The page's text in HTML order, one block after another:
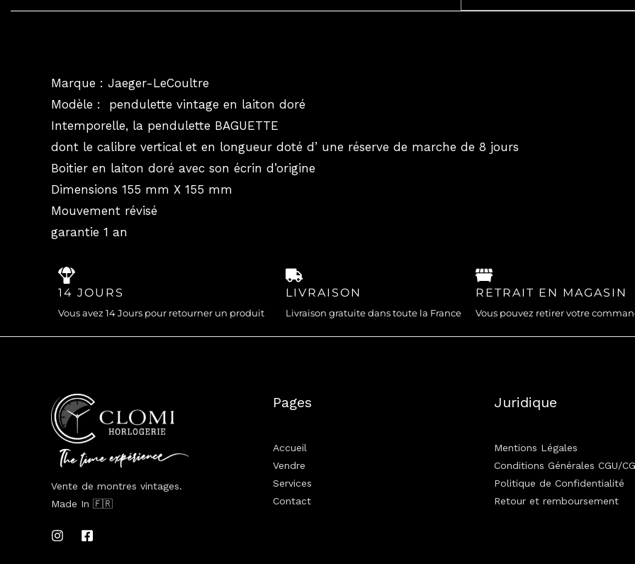
Marque : Jaeger-LeCoultre
Modèle : pendulette vintage en laiton doré
Intemporelle, la pendulette BAGUETTE
dont le calibre vertical et en longueur doté d’ une réserve de marche de 8 jours
Boitier en laiton doré avec son écrin d’origine
Dimensions 155 mm X 155 mm
Mouvement révisé
garantie 1 an
14 JOURS
Vous avez 14 Jours pour retourner un produit
LIVRAISON
Livraison gratuite dans toute la France
RETRAIT EN MAGASIN
Vous pouvez retirer votre
Vente de montres vintages.
Made In 🇫🇷
Pages
Accueil
Vendre
Services
Contact
Juridique
Mentions Légales
Conditions Générales CGU/
Politique de Confidentialité
Retour et remboursement